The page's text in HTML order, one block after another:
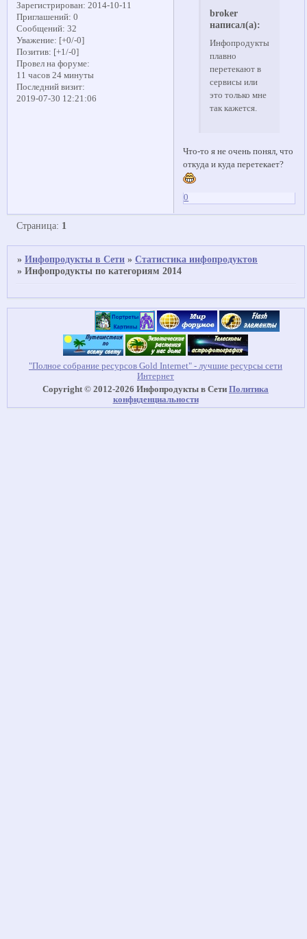
Зарегистрирован: 2014-10-11
Приглашений: 0
Сообщений: 32
Уважение: [+0/-0]
Позитив: [+1/-0]
Провел на форуме:
11 часов 24 минуты
Последний визит:
2019-07-30 12:21:06
broker
написал(а):
Инфопродукты
плавно
перетекают в
сервисы или
это только мне
так кажется.
Что-то я не очень понял, что
откуда и куда перетекает?
0
Страница: 1
»Инфопродукты в Сети »Статистика инфопродуктов
»Инфопродукты по категориям 2014
"Полное собрание ресурсов Gold Internet" - лучшие ресурсы сети
Интернет
Copyright © 2012-2026 Инфопродукты в Сети Политика
конфиденциальности